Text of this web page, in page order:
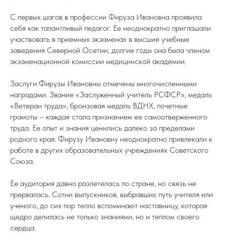
С первых шагов в профессии Фируза Ивановна проявила
себя как талантливый педагог. Ее неоднократно приглашали
участвовать в приемных экзаменах в высшие учебные
заведения Северной Осетии, долгие годы она была членом
экзаменационной комиссии медицинской академии.
Заслуги Фирузы Ивановны отмечены многочисленными
наградами. Звание «Заслуженный учитель РСФСР», медаль
«Ветеран труда», бронзовая медаль ВДНХ, почетные
грамоты – каждая стала признанием ее самоотверженного
труда. Ее опыт и знания ценились далеко за пределами
родного края: Фирузу Ивановну неоднократно привлекали к
работе в других образовательных учреждениях Советского
Союза.
Ее аудитория давно разлетелась по стране, но связь не
прервалась. Сотни выпускников, выбравших путь учителя или
ученого, до сих пор тепло вспоминают наставницу, которая
щедро делилась не только знаниями, но и теплом своего
сердца.